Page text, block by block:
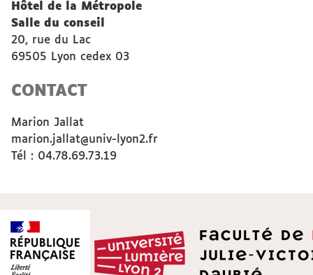
Hôtel de la Métropole
Salle du conseil
20, rue du Lac
69505 Lyon cedex 03
CONTACT
Marion Jallat
marion.jallat@univ-lyon2.fr
Tél : 04.78.69.73.19